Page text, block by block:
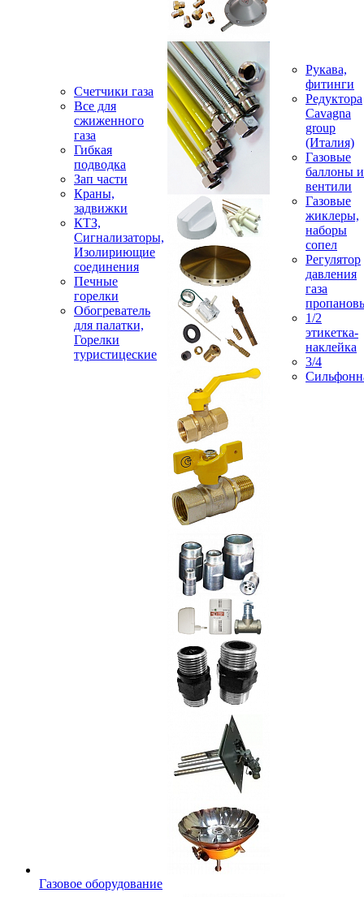
Счетчики газа
Все для
сжиженного
газа
Гибкая
подводка
Зап части
Краны,
задвижки
КТЗ,
Сигнализаторы,
Изолириющие
соединения
Печные
горелки
Обогреватель
для палатки,
Горелки
туристицеские
Рукава,
фитинги
Редуктора
Cavagna
group
(Италия)
Газовые
баллоны и
вентили
Газовые
жиклеры,
наборы
сопел
Регулятор
давления
газа
1/2
этикетка-
наклейка
3/4
Газовое оборудование